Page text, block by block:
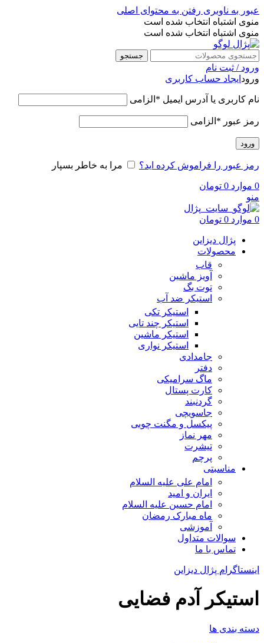
عبور به ناوبری رفتن به محتوای اصلی
منوی اشتباه انتخاب شده است
منوی اشتباه انتخاب شده است
جستجو
ورود / ثبت نام
ورود ایجاد حساب کاربری
نام کاربری یا آدرس ایمیل * الزامی
رمز عبور * الزامی
ورود
رمز عبور را فراموش کرده اید؟ مرا به خاطر بسپار
0 موارد 0 تومان
منو
0 موارد 0 تومان
پژال دیزاین
محصولات
قاب
آویز ماشین
توت بگ
استیکر ضد آب
استیکر تکی
استیکر چند تایی
استیکر ماشین
استیکر نواری
جامدادی
دفتر
ماگ سرامیکی
کارت پستال
گردنبند
جاسویچی
پیکسل و مگنت چوبی
مهر نماز
تیشرت
پرچم
مناسبتی
امام علی علیه السلام
ایران و امید
امام حسین علیه السلام
ماه مبارک رمضان
آموزشی
سوالات متداول
تماس با ما
اینستاگرام پژال دیزاین
استیکر آدم فضایی
دسته بندی ها